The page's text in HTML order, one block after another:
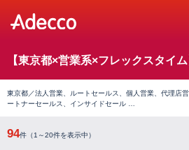
【東京都×営業系×フレックスタイ
東京都／法人営業、ルートセールス、個人営業、代理店
ートナーセールス、インサイドセール …
94件（1～20件を表示中）